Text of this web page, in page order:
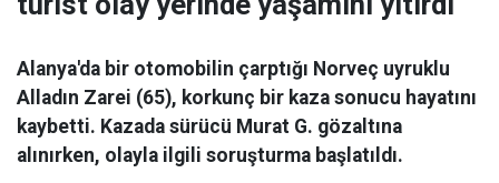
Alanya'da bir otomobilin çarptığı Norveç uyruklu
Alladın Zarei (65), korkunç bir kaza sonucu hayatını
kaybetti. Kazada sürücü Murat G. gözaltına
alınırken, olayla ilgili soruşturma başlatıldı.